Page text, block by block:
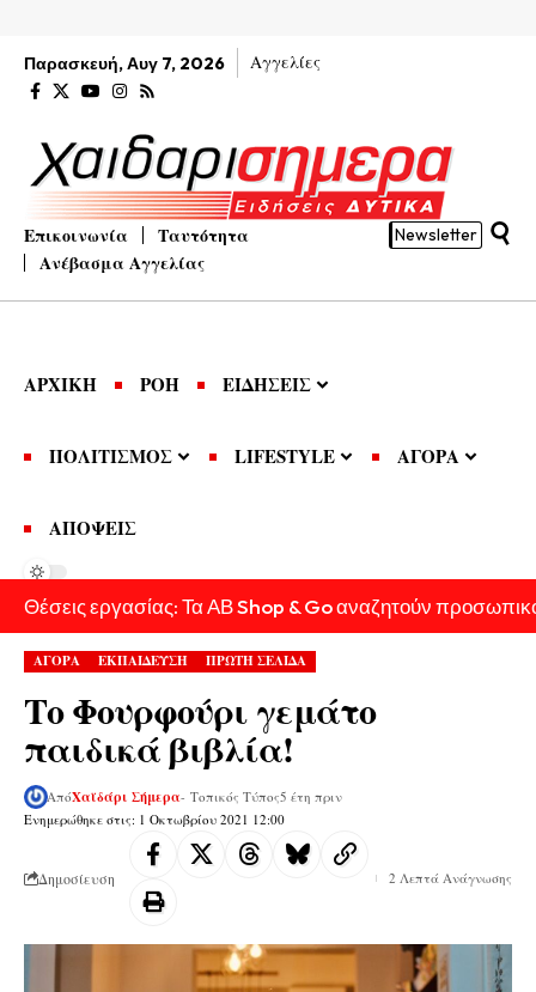
Παρασκευή, Αυγ 7, 2026 Αγγελίες
Επικοινωνία
Ταυτότητα
Ανέβασμα Αγγελίας
Newsletter
ΑΡΧΙΚΗ ΡΟΗ ΕΙΔΗΣΕΙΣ
ΠΟΛΙΤΙΣΜΟΣ LIFESTYLE ΑΓΟΡΑ
ΑΠΟΨΕΙΣ
Θέσεις εργασίας: Τα ΑΒ Shop & Go αναζητούν
ΑΓΟΡΑ ΕΚΠΑΙΔΕΥΣΗ ΠΡΩΤΗ ΣΕΛΙΔΑ
Το Φουρφούρι γεμάτο
παιδικά βιβλία!
Ενημερώθηκε στις: 1 Οκτωβρίου 2021 12:00
ΑπόΧαϊδάρι Σήμερα- Τοπικός Τύπος5 έτη πριν
Δημοσίευση 2 Λεπτά Ανάγνωσης